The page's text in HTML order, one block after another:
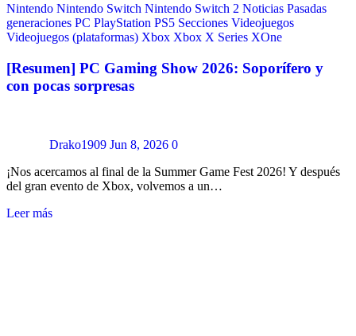
Nintendo Nintendo Switch Nintendo Switch 2 Noticias Pasadas
generaciones PC PlayStation PS5 Secciones Videojuegos
Videojuegos (plataformas) Xbox Xbox X Series XOne
[Resumen] PC Gaming Show 2026: Soporífero y
con pocas sorpresas
Drako1909 Jun 8, 2026 0
¡Nos acercamos al final de la Summer Game Fest 2026! Y después
del gran evento de Xbox, volvemos a un…
Leer más